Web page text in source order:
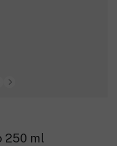
250 ml